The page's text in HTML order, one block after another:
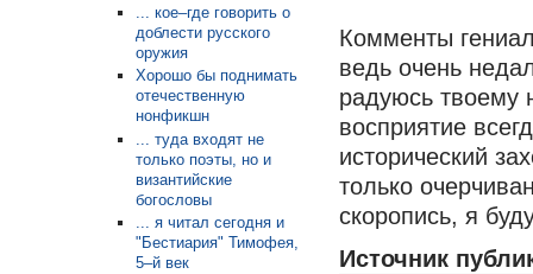
... кое–где говорить о
доблести русского
оружия
Хорошо бы поднимать
отечественную
нонфикшн
... туда входят не
только поэты, но и
византийские
богословы
... я читал сегодня и
"Бестиария" Тимофея,
5–й век
Комменты
ведь очень
радуюсь твоему
восприятие
исторический
только
скоропись, я
Источник